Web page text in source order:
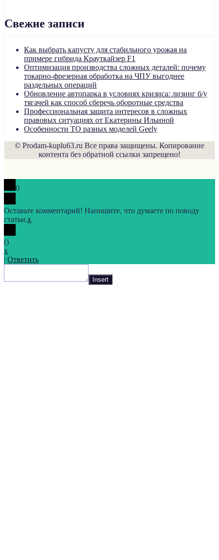
Свежие записи
Как выбрать капусту для стабильного урожая на
примере гибрида Крауткайзер F1
Оптимизация производства сложных деталей: почему
токарно-фрезерная обработка на ЧПУ выгоднее
раздельных операций
Обновление автопарка в условиях кризиса: лизинг б/у
тягачей как способ сберечь оборотные средства
Профессиональная защита интересов в сложных
правовых ситуациях от Екатерины Ильиной
Особенности ТО разных моделей Geely
© Prodam-kuplu63.ru Все права защищены. Копирование
контента без обратной ссылки запрещено!
0
Оставьте комментарий! Напишите, что думаете по поводу
статьи.x
()
x
| Ответить
Insert